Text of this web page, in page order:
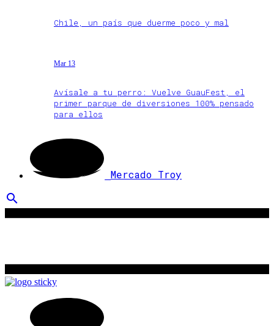
Chile, un país que duerme poco y mal
Mar 13
Avísale a tu perro: Vuelve GuauFest, el
primer parque de diversiones 100% pensado
para ellos
Mercado Troy
search